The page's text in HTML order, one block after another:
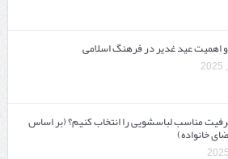
اهمیت عید غدیر در فرهنگ اسلامی
مناسب لباسشویی را انتخاب کنیم؟ (بر اساس
خانواده)